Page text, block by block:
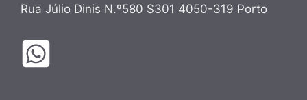
Rua Júlio Dinis N.º580 S301 4050-319 Porto